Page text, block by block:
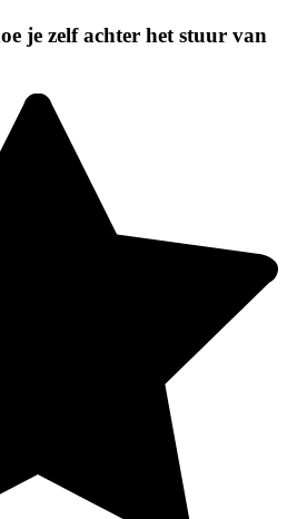
je zelf achter het stuur van